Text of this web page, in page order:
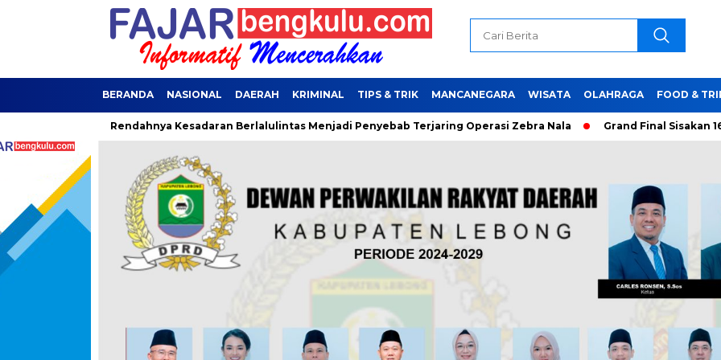
BERANDA NASIONAL DAERAH KRIMINAL TIPS & TRIK MANCANEGARA WISATA OLAHRAGA FOOD &
Rendahnya Kesadaran Berlalulintas Menjadi Penyebab Terjaring Operasi Zebra Nala Grand Final Sisakan 16 Bujang